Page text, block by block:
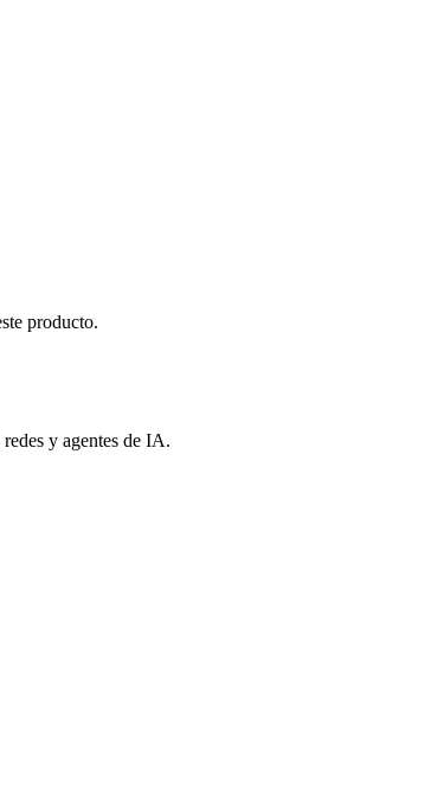
producto.
y agentes de IA.